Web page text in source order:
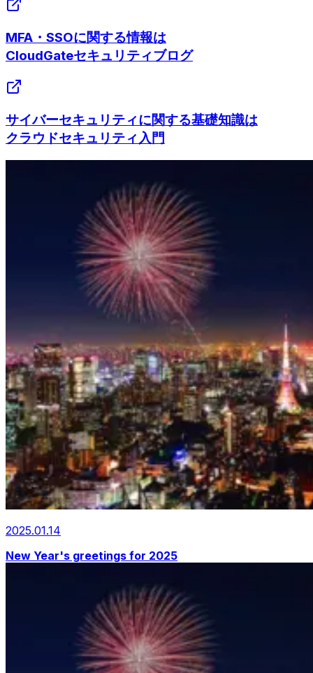
MFA・SSOに関する情報は
CloudGateセキュリティブログ
サイバーセキュリティに関する基礎知識は
クラウドセキュリティ入門
2025.01.14
New Year's greetings for 2025